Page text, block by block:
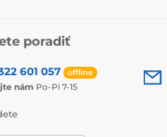
poradiť
601 057 offline
nám Po-Pi 7-15